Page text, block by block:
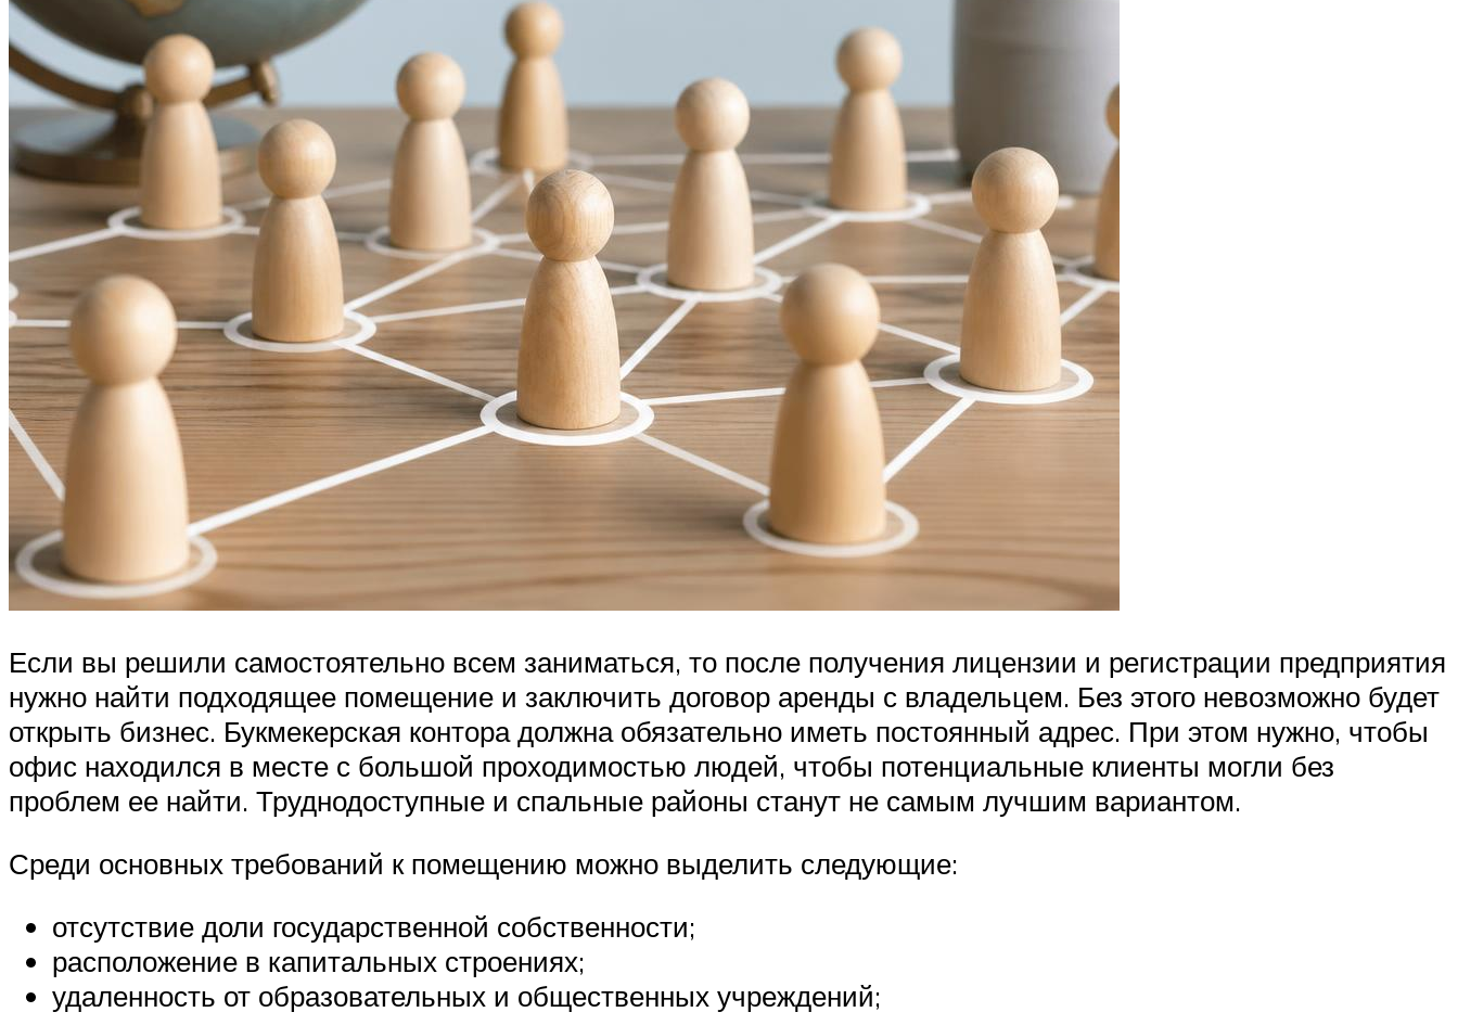
Если вы решили самостоятельно всем заниматься, то после получения лицензии и регистрации предприятия
нужно найти подходящее помещение и заключить договор аренды с владельцем. Без этого невозможно будет
открыть бизнес. Букмекерская контора должна обязательно иметь постоянный адрес. При этом нужно, чтобы
офис находился в месте с большой проходимостью людей, чтобы потенциальные клиенты могли без
проблем ее найти. Труднодоступные и спальные районы станут не самым лучшим вариантом.
Среди основных требований к помещению можно выделить следующие:
отсутствие доли государственной собственности;
расположение в капитальных строениях;
удаленность от образовательных и общественных учреждений;